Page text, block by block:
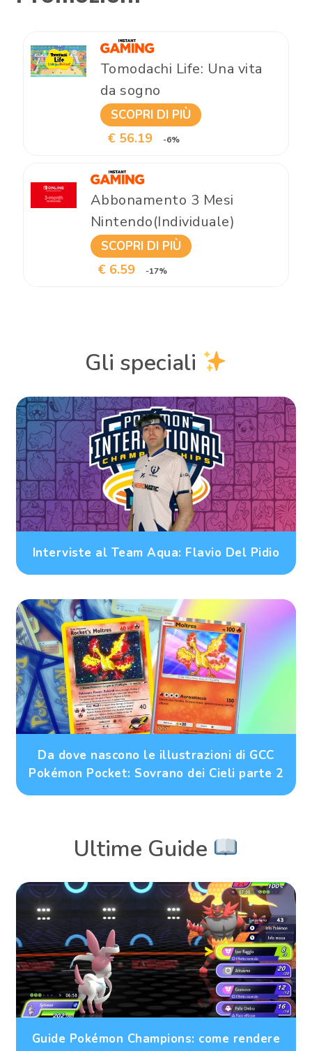
Tomodachi Life: Una vita
da sogno
SCOPRI DI PIÙ
€ 56.19 -6%
Abbonamento 3 Mesi
Nintendo(Individuale)
SCOPRI DI PIÙ
€ 6.59 -17%
Gli speciali
Interviste al Team Aqua: Flavio Del Pidio
Da dove nascono le illustrazioni di GCC
Pokémon Pocket: Sovrano dei Cieli parte 2
Ultime Guide
Guide Pokémon Champions: come rendere